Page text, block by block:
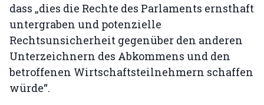
dass „dies die Rechte des Parlaments ernsthaft
untergraben und potenzielle
Rechtsunsicherheit gegenüber den anderen
Unterzeichnern des Abkommens und den
betroffenen Wirtschaftsteilnehmern schaffen
würde“.